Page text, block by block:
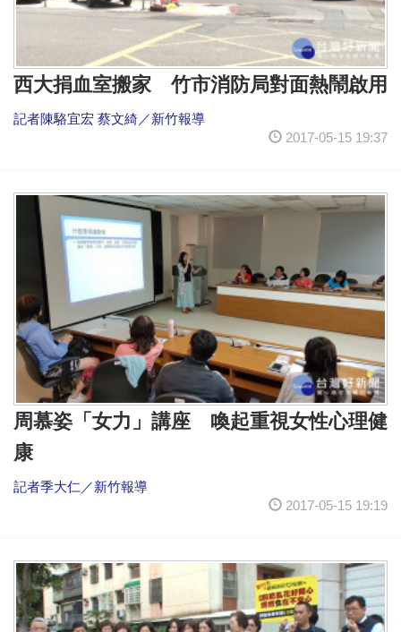
西大捐血室搬家 竹市消防局對面熱鬧啟用
記者陳駱宜宏 蔡文綺／新竹報導
2017-05-15 19:37
周慕姿「女力」講座 喚起重視女性心理健
康
記者季大仁／新竹報導
2017-05-15 19:19